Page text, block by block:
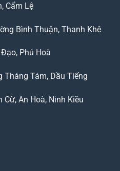
Cẩm Lệ
Bình Thuận, Thanh Khê
Phú Hoà
Tháng Tám, Dầu Tiếng
An Hoà, Ninh Kiều